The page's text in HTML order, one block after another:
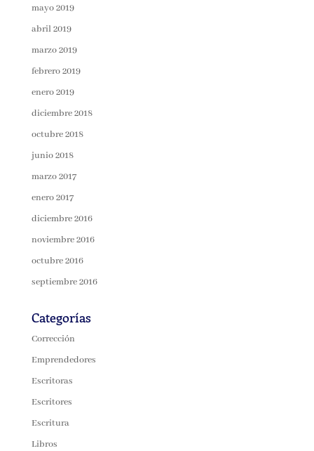
mayo 2019
abril 2019
marzo 2019
febrero 2019
enero 2019
diciembre 2018
octubre 2018
junio 2018
marzo 2017
enero 2017
diciembre 2016
noviembre 2016
octubre 2016
septiembre 2016
Categorías
Corrección
Emprendedores
Escritoras
Escritores
Escritura
Libros